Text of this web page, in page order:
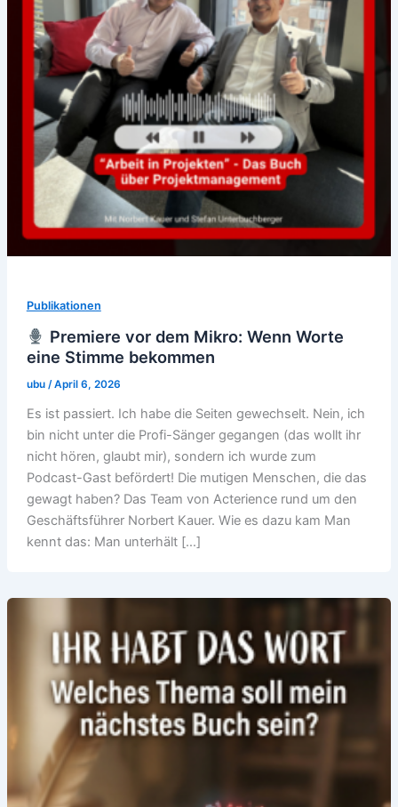
Publikationen
Premiere vor dem Mikro: Wenn Worte
eine Stimme bekommen
ubu /April 6, 2026
Es ist passiert. Ich habe die Seiten gewechselt. Nein, ich
bin nicht unter die Profi-Sänger gegangen (das wollt ihr
nicht hören, glaubt mir), sondern ich wurde zum
Podcast-Gast befördert! Die mutigen Menschen, die das
gewagt haben? Das Team von Acterience rund um den
Geschäftsführer Norbert Kauer. Wie es dazu kam Man
kennt das: Man unterhält […]